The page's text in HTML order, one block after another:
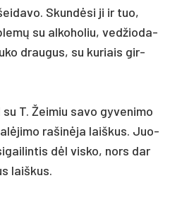
Skundė­si ji ir tuo,
su al­ko­ho­liu, ved­žio­da­
drau­gus, su ku­riais gir­
T. Žei­miu sa­vo gy­ve­ni­mo
ra­šinė­ja laiš­kus. Juo­
dėl vis­ko, nors dar
laiš­kus.